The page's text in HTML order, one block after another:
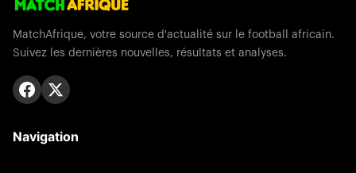
MatchAfrique, votre source d'actualité sur le football africain.
Suivez les dernières nouvelles, résultats et analyses.
Navigation